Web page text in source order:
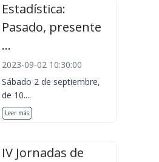
Estadística:
Pasado, presente
...
2023-09-02 10:30:00
Sábado 2 de septiembre,
de 10....
Leer más
IV Jornadas de